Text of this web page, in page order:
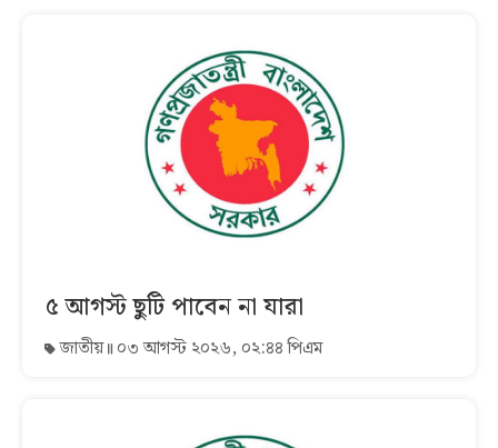
৫ আগস্ট ছুটি পাবেন না যারা
জাতীয় ০৩ আগস্ট ২০২৬, ০২:৪৪ পিএম